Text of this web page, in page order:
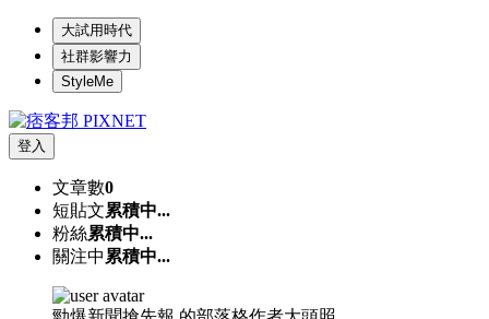
大試用時代
社群影響力
StyleMe
登入
文章數0
短貼文累積中...
粉絲累積中...
關注中 累積中...